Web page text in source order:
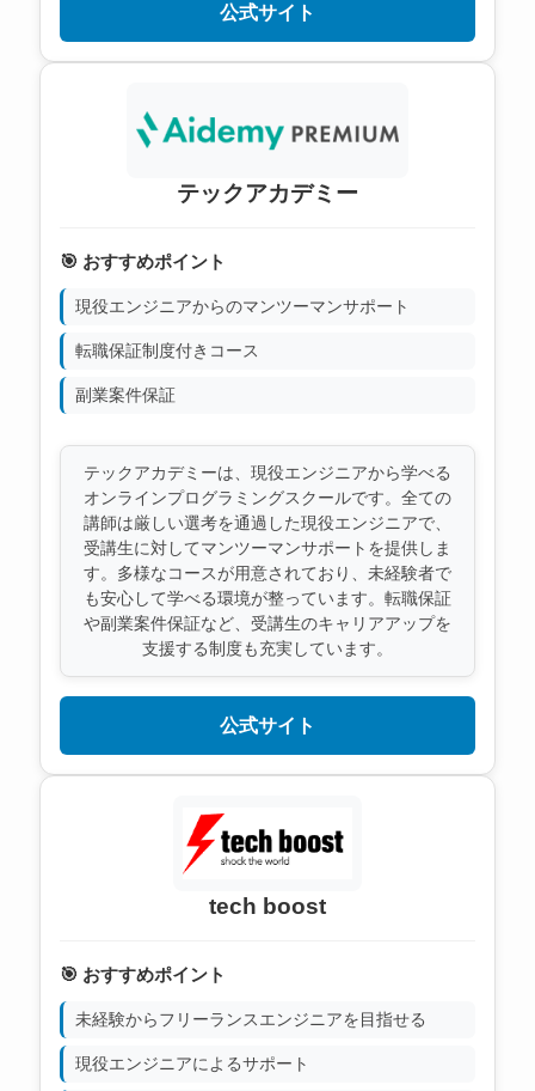
公式サイト
テックアカデミー
🎯 おすすめポイント
現役エンジニアからのマンツーマンサポート
転職保証制度付きコース
副業案件保証
テックアカデミーは、現役エンジニアから学べる
オンラインプログラミングスクールです。全ての
講師は厳しい選考を通過した現役エンジニアで、
受講生に対してマンツーマンサポートを提供しま
す。多様なコースが用意されており、未経験者で
も安心して学べる環境が整っています。転職保証
や副業案件保証など、受講生のキャリアアップを
支援する制度も充実しています。
公式サイト
tech boost
🎯 おすすめポイント
未経験からフリーランスエンジニアを目指せる
現役エンジニアによるサポート